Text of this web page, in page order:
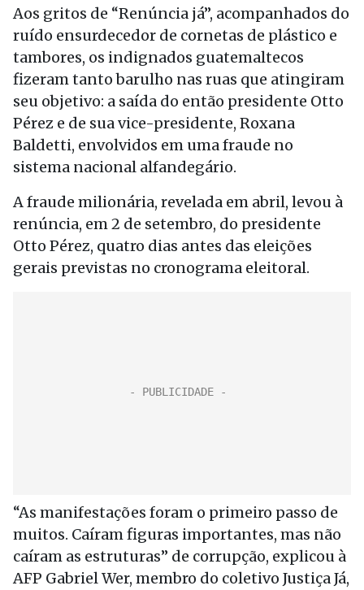
Aos gritos de “Renúncia já”, acompanhados do
ruído ensurdecedor de cornetas de plástico e
tambores, os indignados guatemaltecos
fizeram tanto barulho nas ruas que atingiram
seu objetivo: a saída do então presidente Otto
Pérez e de sua vice-presidente, Roxana
Baldetti, envolvidos em uma fraude no
sistema nacional alfandegário.
A fraude milionária, revelada em abril, levou à
renúncia, em 2 de setembro, do presidente
Otto Pérez, quatro dias antes das eleições
gerais previstas no cronograma eleitoral.
“As manifestações foram o primeiro passo de
muitos. Caíram figuras importantes, mas não
caíram as estruturas” de corrupção, explicou à
AFP Gabriel Wer, membro do coletivo Justiça Já,